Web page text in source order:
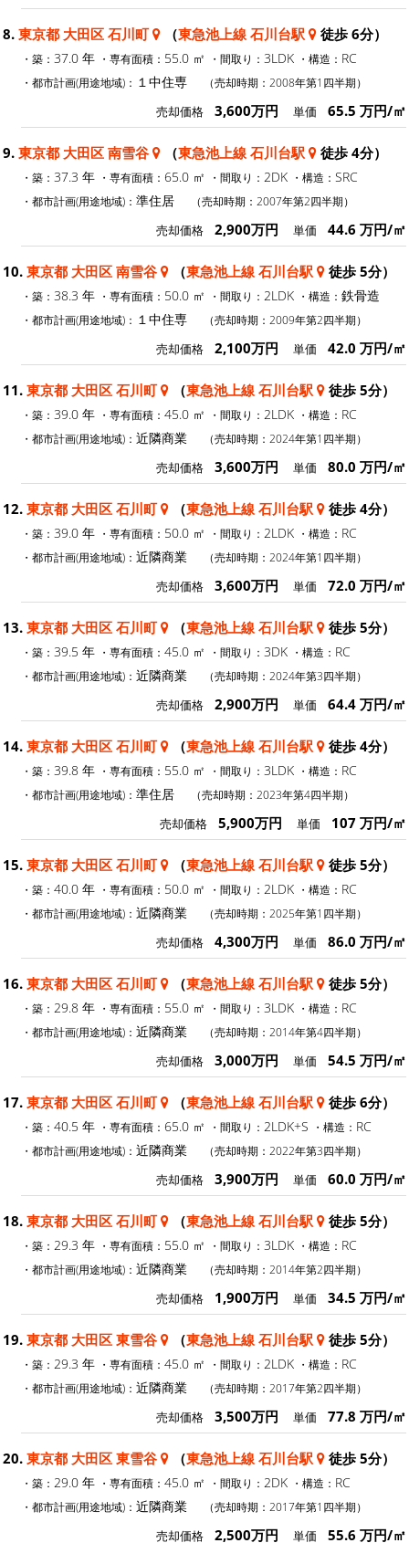
8. 東京都 大田区 石川町 （東急池上線 石川台駅 徒歩 6分）
・築： 37.0 年 ・専有面積： 55.0 ㎡ ・間取り： 3LDK ・構造： RC
・都市計画(用途地域)： １中住専 （売却時期：2008年第1四半期）
売却価格 3,600万円 単価 65.5 万円/㎡
9. 東京都 大田区 南雪谷 （東急池上線 石川台駅 徒歩 4分）
・築： 37.3 年 ・専有面積： 65.0 ㎡ ・間取り： 2DK ・構造： SRC
・都市計画(用途地域)： 準住居 （売却時期：2007年第2四半期）
売却価格 2,900万円 単価 44.6 万円/㎡
10. 東京都 大田区 南雪谷 （東急池上線 石川台駅 徒歩 5分）
・築： 38.3 年 ・専有面積： 50.0 ㎡ ・間取り： 2LDK ・構造： 鉄骨造
・都市計画(用途地域)： １中住専 （売却時期：2009年第2四半期）
売却価格 2,100万円 単価 42.0 万円/㎡
11. 東京都 大田区 石川町 （東急池上線 石川台駅 徒歩 5分）
・築： 39.0 年 ・専有面積： 45.0 ㎡ ・間取り： 2LDK ・構造： RC
・都市計画(用途地域)： 近隣商業 （売却時期：2024年第1四半期）
売却価格 3,600万円 単価 80.0 万円/㎡
12. 東京都 大田区 石川町 （東急池上線 石川台駅 徒歩 4分）
・築： 39.0 年 ・専有面積： 50.0 ㎡ ・間取り： 2LDK ・構造： RC
・都市計画(用途地域)： 近隣商業 （売却時期：2024年第1四半期）
売却価格 3,600万円 単価 72.0 万円/㎡
13. 東京都 大田区 石川町 （東急池上線 石川台駅 徒歩 5分）
・築： 39.5 年 ・専有面積： 45.0 ㎡ ・間取り： 3DK ・構造： RC
・都市計画(用途地域)： 近隣商業 （売却時期：2024年第3四半期）
売却価格 2,900万円 単価 64.4 万円/㎡
14. 東京都 大田区 石川町 （東急池上線 石川台駅 徒歩 4分）
・築： 39.8 年 ・専有面積： 55.0 ㎡ ・間取り： 3LDK ・構造： RC
・都市計画(用途地域)： 準住居 （売却時期：2023年第4四半期）
売却価格 5,900万円 単価 107 万円/㎡
15. 東京都 大田区 石川町 （東急池上線 石川台駅 徒歩 5分）
・築： 40.0 年 ・専有面積： 50.0 ㎡ ・間取り： 2LDK ・構造： RC
・都市計画(用途地域)： 近隣商業 （売却時期：2025年第1四半期）
売却価格 4,300万円 単価 86.0 万円/㎡
16. 東京都 大田区 石川町 （東急池上線 石川台駅 徒歩 5分）
・築： 29.8 年 ・専有面積： 55.0 ㎡ ・間取り： 3LDK ・構造： RC
・都市計画(用途地域)： 近隣商業 （売却時期：2014年第4四半期）
売却価格 3,000万円 単価 54.5 万円/㎡
17. 東京都 大田区 石川町 （東急池上線 石川台駅 徒歩 6分）
・築： 40.5 年 ・専有面積： 65.0 ㎡ ・間取り： 2LDK+S ・構造： RC
・都市計画(用途地域)： 近隣商業 （売却時期：2022年第3四半期）
売却価格 3,900万円 単価 60.0 万円/㎡
18. 東京都 大田区 石川町 （東急池上線 石川台駅 徒歩 5分）
・築： 29.3 年 ・専有面積： 55.0 ㎡ ・間取り： 3LDK ・構造： RC
・都市計画(用途地域)： 近隣商業 （売却時期：2014年第2四半期）
売却価格 1,900万円 単価 34.5 万円/㎡
19. 東京都 大田区 東雪谷 （東急池上線 石川台駅 徒歩 5分）
・築： 29.3 年 ・専有面積： 45.0 ㎡ ・間取り： 2LDK ・構造： RC
・都市計画(用途地域)： 近隣商業 （売却時期：2017年第2四半期）
売却価格 3,500万円 単価 77.8 万円/㎡
20. 東京都 大田区 東雪谷 （東急池上線 石川台駅 徒歩 5分）
・築： 29.0 年 ・専有面積： 45.0 ㎡ ・間取り： 2DK ・構造： RC
・都市計画(用途地域)： 近隣商業 （売却時期：2017年第1四半期）
売却価格 2,500万円 単価 55.6 万円/㎡